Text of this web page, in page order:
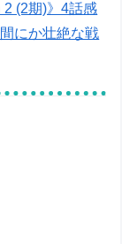
2 (2期)》4話感
にか壮絶な戦